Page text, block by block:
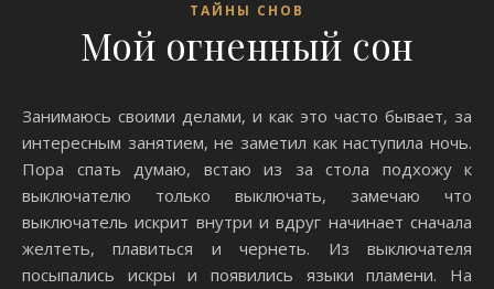
ТАЙНЫ СНОВ
Мой огненный сон
Занимаюсь своими делами, и как это часто бывает, за
интересным занятием, не заметил как наступила ночь.
Пора спать думаю, встаю из за стола подхожу к
выключателю только выключать, замечаю что
выключатель искрит внутри и вдруг начинает сначала
желтеть, плавиться и чернеть. Из выключателя
посыпались искры и появились языки пламени. На